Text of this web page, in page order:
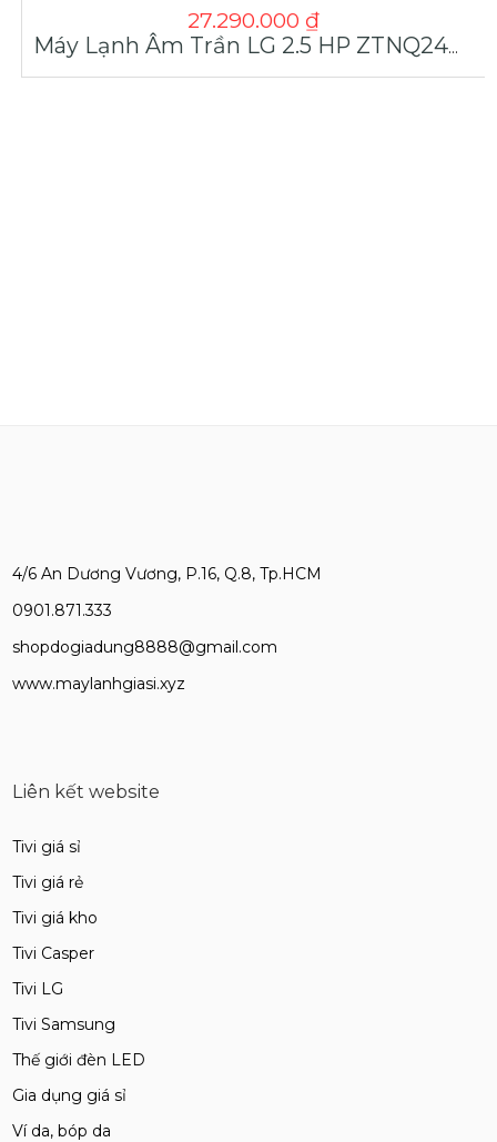
27.290.000 ₫
Máy Lạnh Âm Trần LG 2.5 HP ZTNQ24GPLA0/ZUAC1 Giá Tốt
4/6 An Dương Vương, P.16, Q.8, Tp.HCM
0901.871.333
shopdogiadung8888@gmail.com
www.maylanhgiasi.xyz
Liên kết website
Tivi giá sỉ
Tivi giá rẻ
Tivi giá kho
Tivi Casper
Tivi LG
Tivi Samsung
Thế giới đèn LED
Gia dụng giá sỉ
Ví da, bóp da